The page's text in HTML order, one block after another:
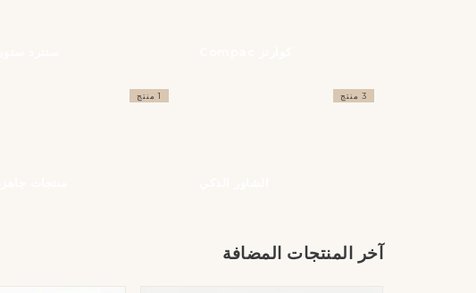
3 منتج 1 منتج
آخر المنتجات المضافة